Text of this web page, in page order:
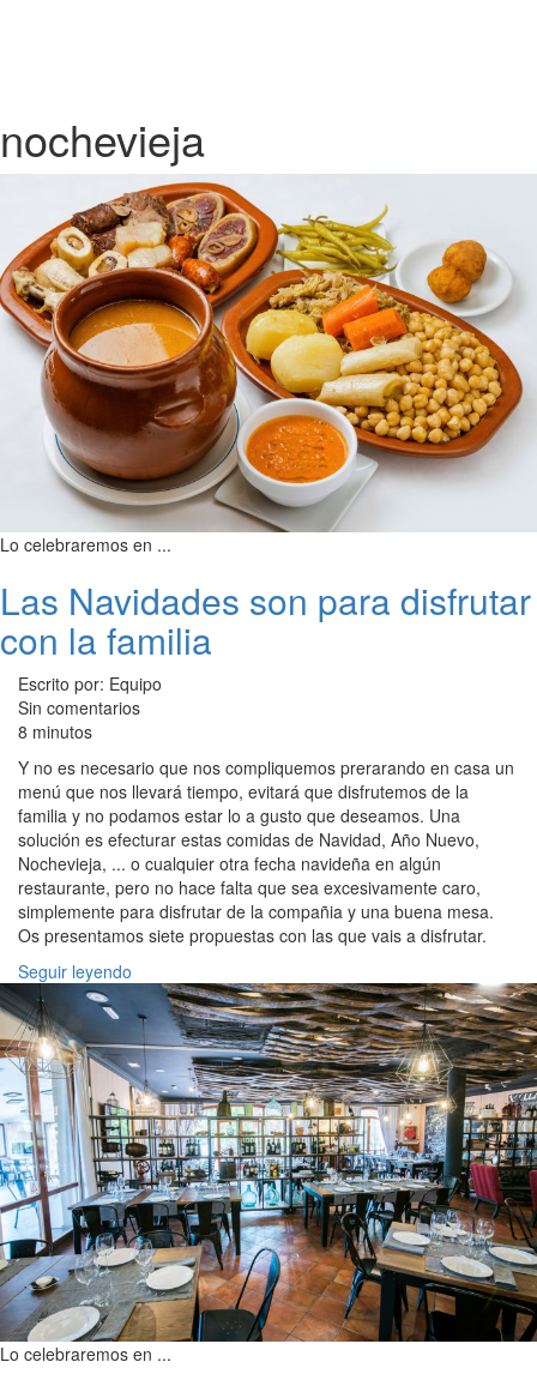
nochevieja
Lo celebraremos en ...
Las Navidades son para disfrutar
con la familia
Escrito por: Equipo
Sin comentarios
8 minutos
Y no es necesario que nos compliquemos prerarando en casa un
menú que nos llevará tiempo, evitará que disfrutemos de la
familia y no podamos estar lo a gusto que deseamos. Una
solución es efecturar estas comidas de Navidad, Año Nuevo,
Nochevieja, ... o cualquier otra fecha navideña en algún
restaurante, pero no hace falta que sea excesivamente caro,
simplemente para disfrutar de la compañia y una buena mesa.
Os presentamos siete propuestas con las que vais a disfrutar.
Seguir leyendo
Lo celebraremos en ...